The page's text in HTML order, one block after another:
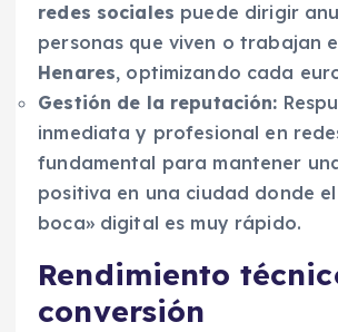
redes sociales puede dirigir
personas que viven o trabajan
Henares, optimizando cada
Gestión de la reputación:
inmediata y profesional en
fundamental para mantener
positiva en una ciudad donde
boca» digital es muy rápido.
Rendimiento
conversión